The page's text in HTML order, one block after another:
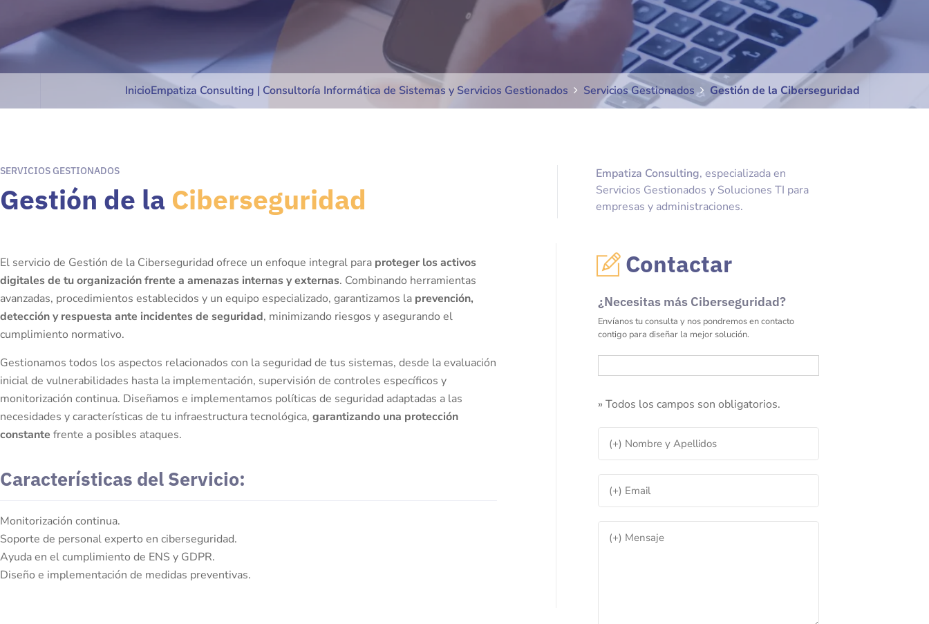
InicioEmpatiza Consulting | Consultoría Informática de Sistemas y Servicios Gestionados Servicios Gestionados Gestión de la Ciberseguridad
SERVICIOS GESTIONADOS
Gestión de la Ciberseguridad
Empatiza Consulting, especializada en
Servicios Gestionados y Soluciones TI para
empresas y administraciones.
El servicio de Gestión de la Ciberseguridad ofrece un enfoque integral para proteger los activos
digitales de tu organización frente a amenazas internas y externas. Combinando herramientas
avanzadas, procedimientos establecidos y un equipo especializado, garantizamos la prevención,
detección y respuesta ante incidentes de seguridad, minimizando riesgos y asegurando el
cumplimiento normativo.
Gestionamos todos los aspectos relacionados con la seguridad de tus sistemas, desde la evaluación
inicial de vulnerabilidades hasta la implementación, supervisión de controles específicos y
monitorización continua. Diseñamos e implementamos políticas de seguridad adaptadas a las
necesidades y características de tu infraestructura tecnológica, garantizando una protección
constante frente a posibles ataques.
Características del Servicio:
Monitorización continua.
Soporte de personal experto en ciberseguridad.
Ayuda en el cumplimiento de ENS y GDPR.
Diseño e implementación de medidas preventivas.
Contactar
¿Necesitas más Ciberseguridad?
Envíanos tu consulta y nos pondremos en contacto
contigo para diseñar la mejor solución.
» Todos los campos son obligatorios.